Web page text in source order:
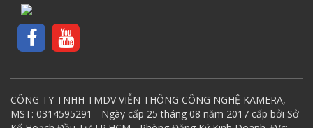
CÔNG TY TNHH TMDV VIỄN THÔNG CÔNG NGHỆ KAMERA,
MST: 0314595291 - Ngày cấp 25 tháng 08 năm 2017 cấp bởi Sở